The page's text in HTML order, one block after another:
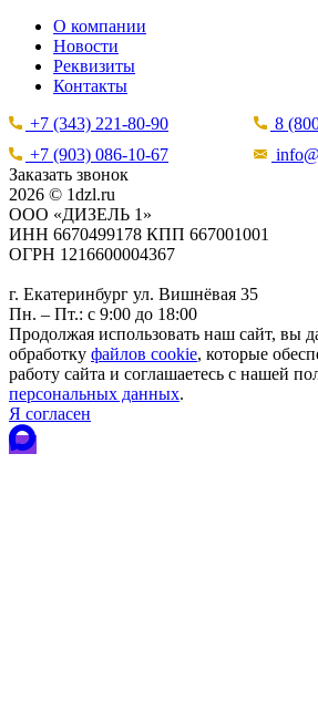
О компании
Новости
Реквизиты
Контакты
+7 (343) 221-80-90
8
+7 (903) 086-10-67
Заказать звонок
2026 © 1dzl.ru
ООО «ДИЗЕЛЬ 1»
ИНН 6670499178 КПП 667001001
ОГРН 1216600004367
г. Екатеринбург ул. Вишнёвая 35
Пн. – Пт.: с 9:00 до 18:00
Продолжая использовать наш сайт, вы
обработку файлов cookie, которые
работу сайта и соглашаетесь с нашей
персональных данных.
Я согласен